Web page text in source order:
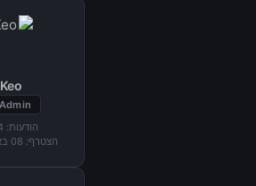
הודעות:
הצטרף: 08 באפריל 2013